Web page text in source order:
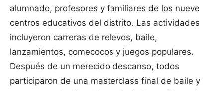
alumnado, profesores y familiares de los nueve
centros educativos del distrito. Las actividades
incluyeron carreras de relevos, baile,
lanzamientos, comecocos y juegos populares.
Después de un merecido descanso, todos
participaron de una masterclass final de baile y